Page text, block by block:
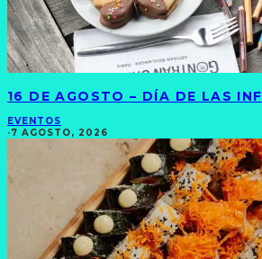
16 DE AGOSTO – DÍA DE LAS
EVENTOS
·7 AGOSTO, 2026